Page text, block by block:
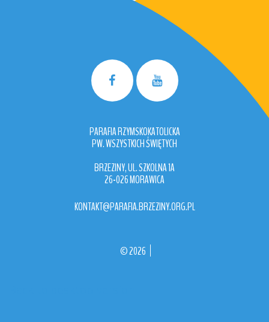
PARAFIA RZYMSKOKATOLICKA
PW. WSZYSTKICH ŚWIĘTYCH
BRZEZINY, UL. SZKOLNA 1A
26-026 MORAWICA
KONTAKT@PARAFIA.BRZEZINY.ORG.PL
©2026